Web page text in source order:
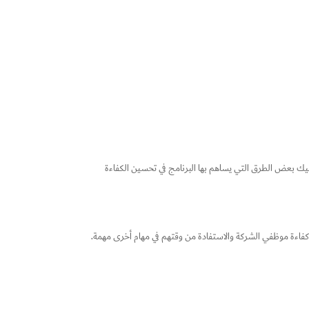
بعض الطرق التي يساهم بها البرنامج في تحسين الكفاءة
كفاءة موظفي الشركة والاستفادة من وقتهم في مهام أخرى مهمة.